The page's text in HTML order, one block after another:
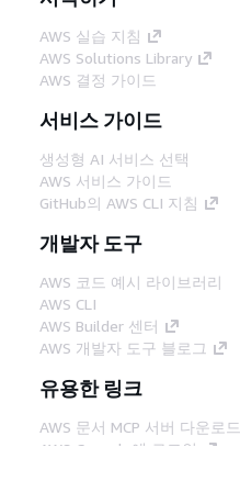
AWS 실습 지침
AWS Solutions Library
AWS 결정 가이드
서비스 가이드
생성형 AI 서비스 선택
AWS 서비스 가이드
GitHub의 AWS CLI 지침
개발자 도구
AWS 코드 예시 라이브러리
AWS CLI
AWS Builder 센터
AWS 개발자 도구 블로그
유용한 링크
AWS 문서 MCP 서버 다운로드
AWS Console에 로그인